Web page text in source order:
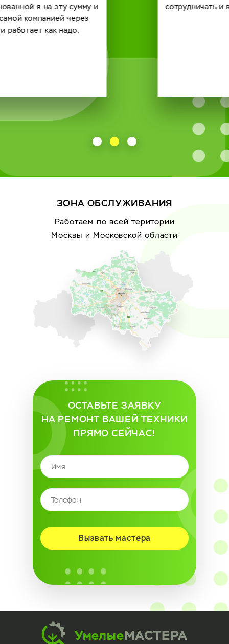
сотрудничать и в будущем с вашей компанией. спасибо.
ЗОНА ОБСЛУЖИВАНИЯ
Работаем по всей територии
Москвы и Московской области
ОСТАВЬТЕ ЗАЯВКУ
НА РЕМОНТ ВАШЕЙ ТЕХНИКИ
ПРЯМО СЕЙЧАС!
Вызвать мастера
УмелыеМАСТЕРА